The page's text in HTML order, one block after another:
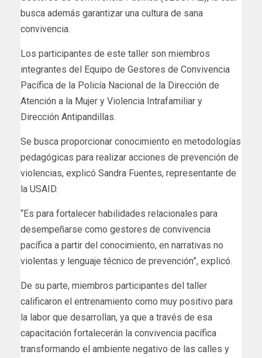
busca además garantizar una cultura de sana
convivencia.
Los participantes de este taller son miembros
integrantes del Equipo de Gestores de Convivencia
Pacífica de la Policía Nacional de la Dirección de
Atención a la Mujer y Violencia Intrafamiliar y
Dirección Antipandillas.
Se busca proporcionar conocimiento en metodologías
pedagógicas para realizar acciones de prevención de
violencias, explicó Sandra Fuentes, representante de
la USAID.
“Es para fortalecer habilidades relacionales para
desempeñarse como gestores de convivencia
pacífica a partir del conocimiento, en narrativas no
violentas y lenguaje técnico de prevención”, explicó.
De su parte, miembros participantes del taller
calificaron el entrenamiento como muy positivo para
la labor que desarrollan, ya que a través de esa
capacitación fortalecerán la convivencia pacífica
transformando el ambiente negativo de las calles y